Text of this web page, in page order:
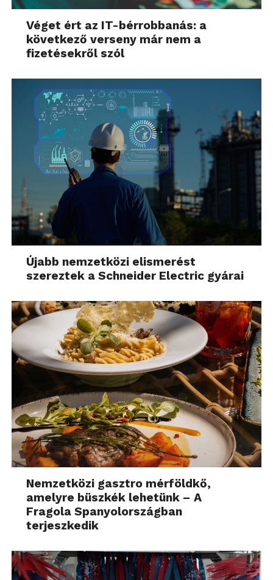
Véget ért az IT-bérrobbanás: a
következő verseny már nem a
fizetésekről szól
Újabb nemzetközi elismerést
szereztek a Schneider Electric gyárai
Nemzetközi gasztro mérföldkő,
amelyre büszkék lehetünk – A
Fragola Spanyolországban
terjeszkedik